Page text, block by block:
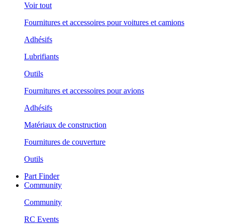
Voir tout
Fournitures et accessoires pour voitures et camions
Adhésifs
Lubrifiants
Outils
Fournitures et accessoires pour avions
Adhésifs
Matériaux de construction
Fournitures de couverture
Outils
Part Finder
Community
Community
RC Events